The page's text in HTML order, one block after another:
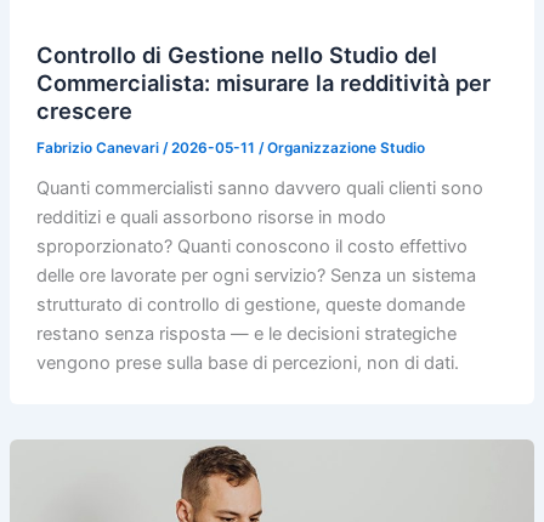
Controllo di Gestione nello Studio del
Commercialista: misurare la redditività per
crescere
Fabrizio Canevari /2026-05-11 /Organizzazione Studio
Quanti commercialisti sanno davvero quali clienti sono
redditizi e quali assorbono risorse in modo
sproporzionato? Quanti conoscono il costo effettivo
delle ore lavorate per ogni servizio? Senza un sistema
strutturato di controllo di gestione, queste domande
restano senza risposta — e le decisioni strategiche
vengono prese sulla base di percezioni, non di dati.